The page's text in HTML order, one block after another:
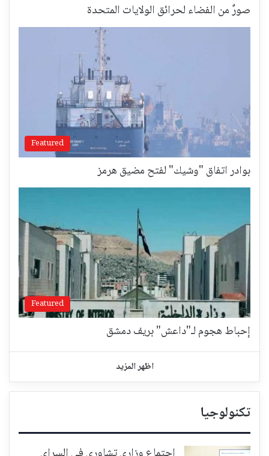
صورٌ من الفضاء لحرائق الولايات المتحدة
Featured
بوادر اتفاق "وشيك" لفتح مضيق هرمز
Featured
إحباط هجوم لـ"داعش" بريف دمشق
اظهر المزيد
تكنولوجيا